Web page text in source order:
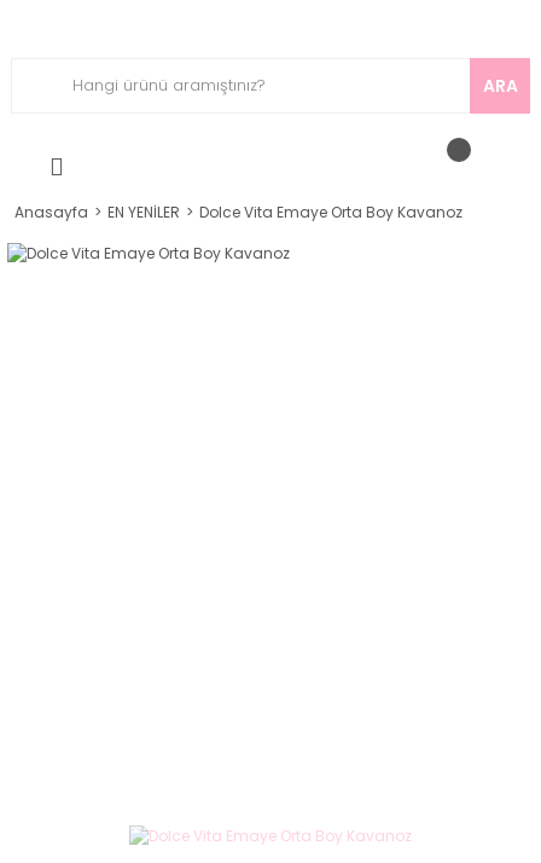
ARA
Anasayfa EN YENİLER Dolce Vita Emaye Orta Boy Kavanoz